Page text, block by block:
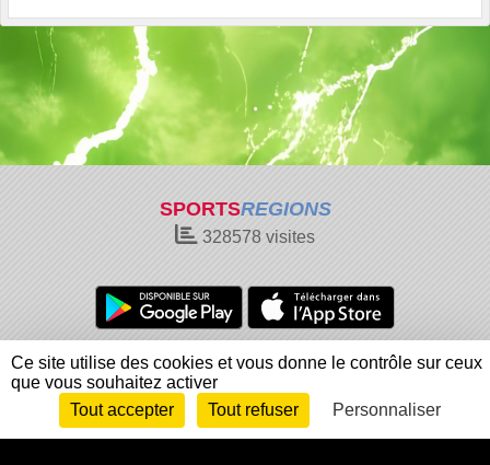
SPORTSREGIONS
328578 visites
Charte cookies
Gestion des cookies
Informations légales
Signaler un contenu inapproprié
Envie de participer ?
Connexion
Ce site utilise des cookies et vous donne le contrôle sur ceux
que vous souhaitez activer
Tout accepter
Tout refuser Personnaliser